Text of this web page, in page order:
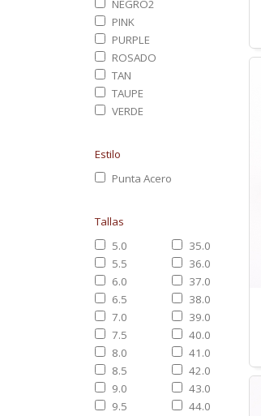
NEGRO2
PINK
PURPLE
ROSADO
TAN
TAUPE
VERDE
Estilo
Punta Acero
Tallas
5.0
5.5
6.0
6.5
7.0
7.5
8.0
8.5
9.0
9.5
35.0
36.0
37.0
38.0
39.0
40.0
41.0
42.0
43.0
44.0